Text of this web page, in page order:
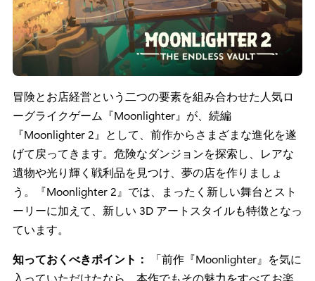
冒険とお店経営という二つの要素を組み合わせた人気ロ
ーグライクゲーム『Moonlighter』が、続編
『Moonlighter 2』として、前作からさまざまな進化を遂
げて戻ってきます。危険なダンジョンを探索し、レアな
遺物や光り輝く戦利品を見つけ、夢の店を作りましょ
う。『Moonlighter 2』では、まったく新しい舞台とスト
ーリーに加えて、新しい 3D アートスタイルも特徴となっ
ています。
知っておくべきポイント：
「前作『Moonlighter』を気に
入っていただけたなら、本作でもその魅力をすべてお楽